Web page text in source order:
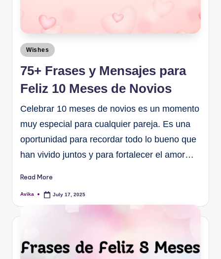
Wishes
75+ Frases y Mensajes para
Feliz 10 Meses de Novios
Celebrar 10 meses de novios es un momento
muy especial para cualquier pareja. Es una
oportunidad para recordar todo lo bueno que
han vivido juntos y para fortalecer el amor…
Read More
Avika July 17, 2025